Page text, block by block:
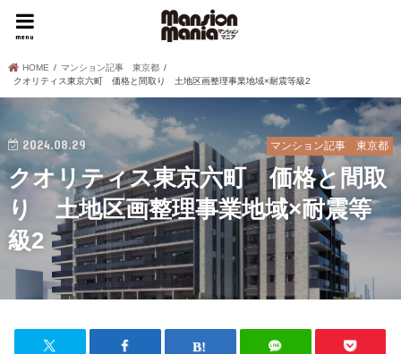
menu
HOME
マンション記事 東京都
クオリティス東京六町 価格と間取り 土地区画整理事業地域×耐震等級2
マンション記事 東京都
2024.08.29
クオリティス東京六町 価格と間取
り 土地区画整理事業地域×耐震等
級2